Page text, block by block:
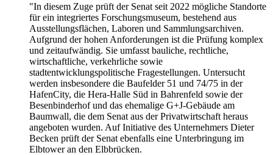
"In diesem Zuge prüft der Senat seit 2022 mögliche Standorte
für ein integriertes Forschungsmuseum, bestehend aus
Ausstellungsflächen, Laboren und Sammlungsarchiven.
Aufgrund der hohen Anforderungen ist die Prüfung komplex
und zeitaufwändig. Sie umfasst bauliche, rechtliche,
wirtschaftliche, verkehrliche sowie
stadtentwicklungspolitische Fragestellungen. Untersucht
werden insbesondere die Baufelder 51 und 74/75 in der
HafenCity, die Hera-Halle Süd in Bahrenfeld sowie der
Besenbinderhof und das ehemalige G+J-Gebäude am
Baumwall, die dem Senat aus der Privatwirtschaft heraus
angeboten wurden. Auf Initiative des Unternehmers Dieter
Becken prüft der Senat ebenfalls eine Unterbringung im
Elbtower an den Elbbrücken.